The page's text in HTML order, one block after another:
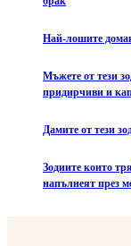
Най-лошите
Мъжете от тези
придирчиви и
Дамите от тези
Зодиите които
напълнеят през